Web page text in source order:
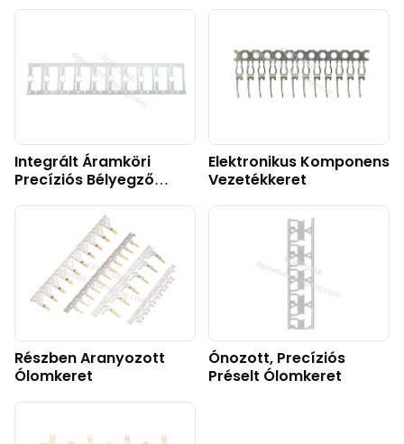
Integrált Áramköri
Precíziós Bélyegző
Elektronikus Komponens
Vezetékkeret
Részben Aranyozott
Ólomkeret
Ónozott, Precíziós
Préselt Ólomkeret